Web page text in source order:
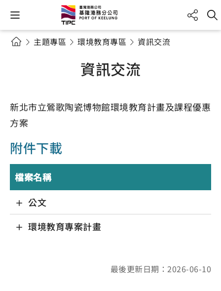
主題專區 環境教育專區 資訊交流
資訊交流
新北市立鶯歌陶瓷博物館環境教育計畫及課程優惠
方案
附件下載
檔案名稱
公文
環境教育專案計畫
最後更新日期：2026-06-10